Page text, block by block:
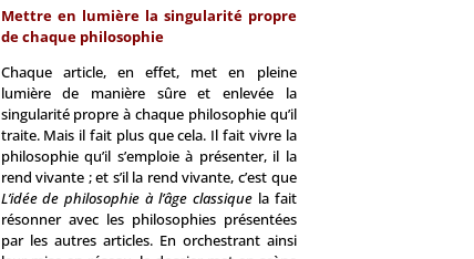
Mettre en lumière la singularité propre
de chaque philosophie
Chaque article, en effet, met en pleine
lumière de manière sûre et enlevée la
singularité propre à chaque philosophie qu’il
traite. Mais il fait plus que cela. Il fait vivre la
philosophie qu’il s’emploie à présenter, il la
rend vivante ; et s’il la rend vivante, c’est que
L’idée de philosophie à l’âge classiquela fait
résonner avec les philosophies présentées
par les autres articles. En orchestrant ainsi